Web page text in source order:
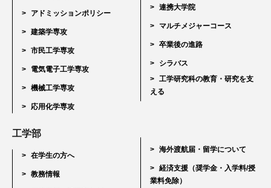
アドミッションポリシー
建築学専攻
市民工学専攻
電気電子工学専攻
機械工学専攻
応用化学専攻
連携大学院
マルチメジャーコース
卒業後の進路
シラバス
工学研究科の教育・研究を支
える
工学部
在学生の方へ
教務情報
海外渡航届・留学について
経済支援（奨学金・入学料/授
業料免除）